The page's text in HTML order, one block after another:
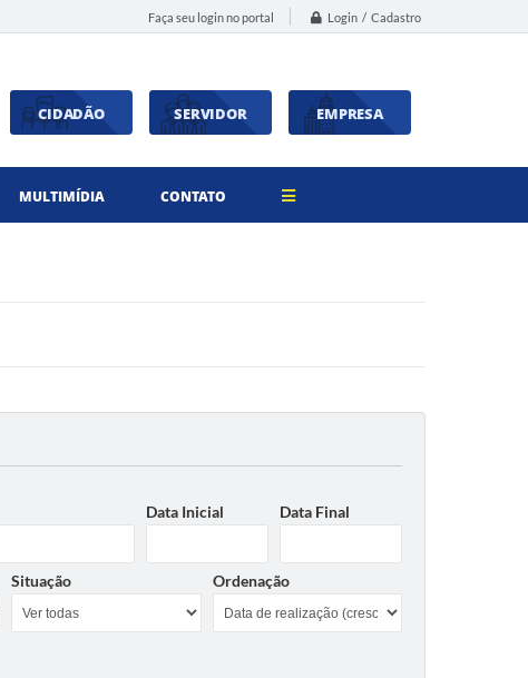
Faça seu login no portal Login / Cadastro
CIDADÃO SERVIDOR EMPRESA
MULTIMÍDIA CONTATO
Data Inicial Data Final
Situação Ordenação